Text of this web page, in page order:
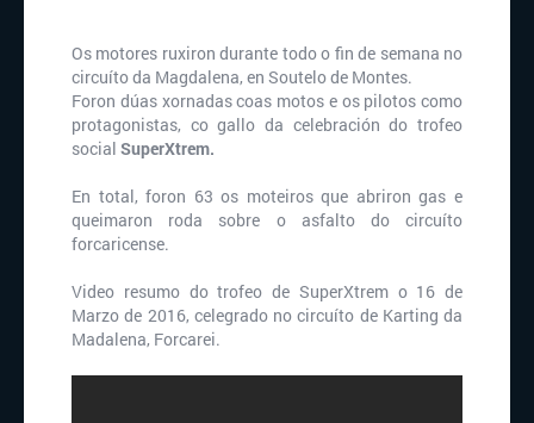
Os motores ruxiron durante todo o fin de semana no
circuíto da Magdalena, en Soutelo de Montes.
Foron dúas xornadas coas motos e os pilotos como
protagonistas, co gallo da celebración do trofeo
social SuperXtrem.
En total, foron 63 os moteiros que abriron gas e
queimaron roda sobre o asfalto do circuíto
forcaricense.
Video resumo do trofeo de SuperXtrem o 16 de
Marzo de 2016, celegrado no circuíto de Karting da
Madalena, Forcarei.